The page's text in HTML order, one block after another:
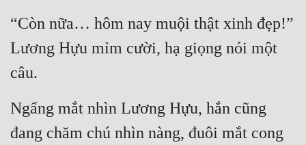
“Còn nữa… hôm nay muội thật xinh đẹp!”
Lương Hựu mỉm cười, hạ giọng nói một
câu.
Ngẩng mắt nhìn Lương Hựu, hắn cũng
đang chăm chú nhìn nàng, đuôi mắt cong